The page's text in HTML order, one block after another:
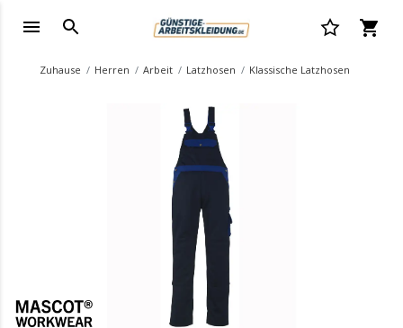
Zuhause Herren Arbeit Latzhosen Klassische Latzhosen